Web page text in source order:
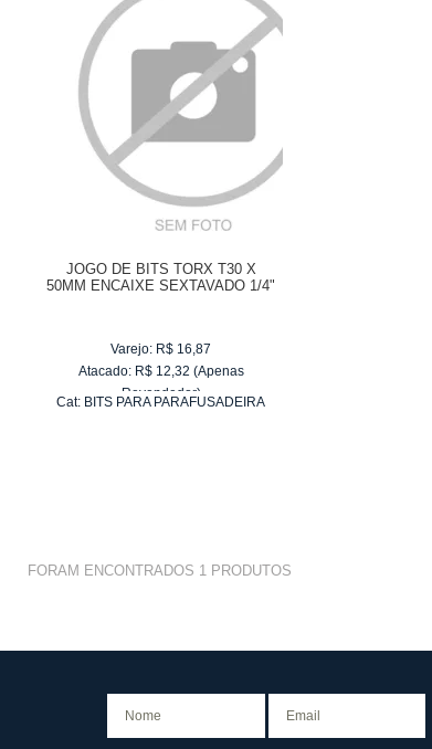
JOGO DE BITS TORX T30 X
50MM ENCAIXE SEXTAVADO 1/4"
Varejo: R$ 16,87
Atacado: R$ 12,32 (Apenas
Revendedor)
Cat: BITS PARA PARAFUSADEIRA
FORAM ENCONTRADOS 1PRODUTOS